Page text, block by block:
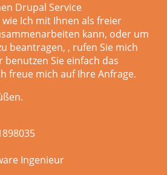
Drupal Service
Ich mit Ihnen als freier
kann, oder um
beantragen, , rufen Sie mich
benutzen Sie einfach das
freue mich auf Ihre Anfrage.
Ingenieur